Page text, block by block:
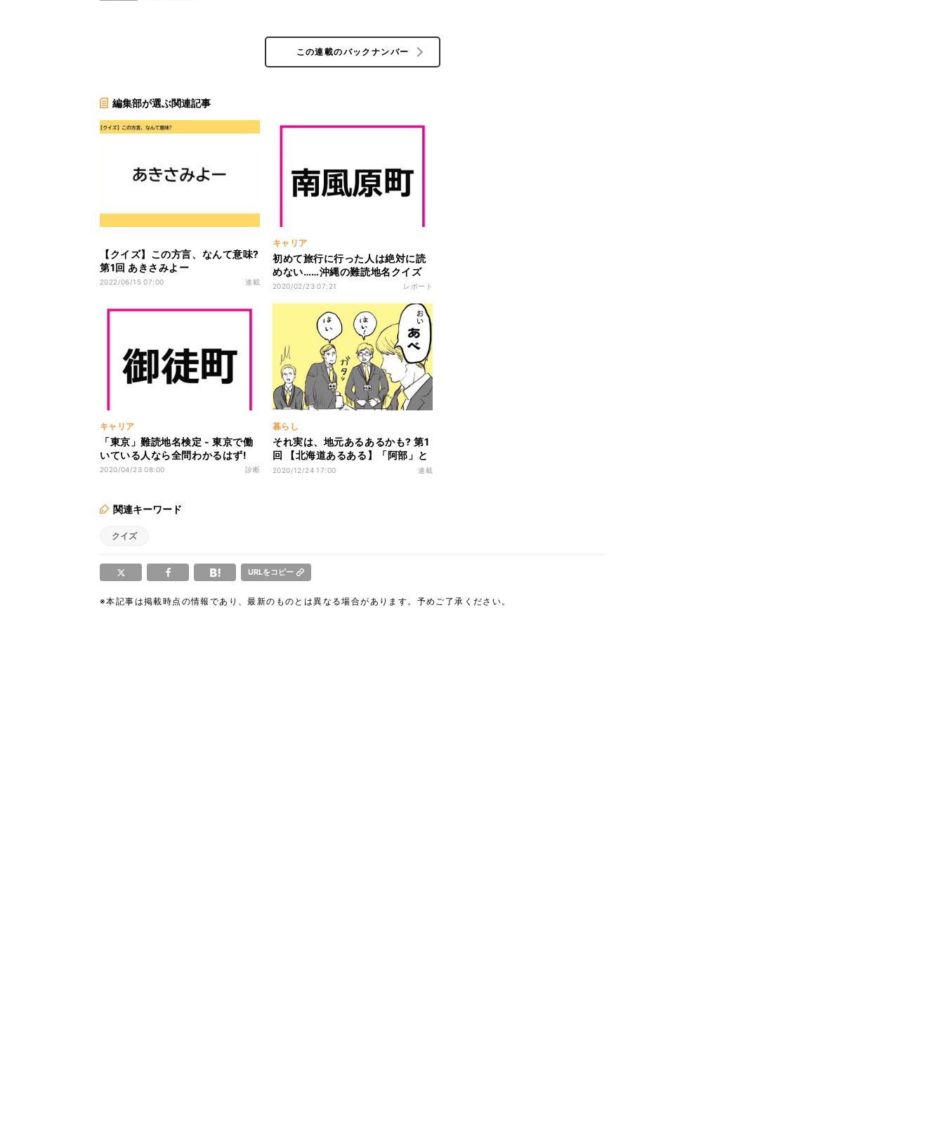
この連載のバックナンバー
編集部が選ぶ関連記事
【クイズ】この方言、なんて意味?
第1回 あきさみよー
2022/06/15 07:00 連載
キャリア
初めて旅行に行った人は絶対に読
めない……沖縄の難読地名クイズ
2020/02/23 07:21 レポート
キャリア
「東京」難読地名検定 - 東京で働
いている人なら全問わかるはず!
2020/04/23 08:00 診断
暮らし
それ実は、地元あるあるかも? 第1
回 【北海道あるある】「阿部」と
呼ばれる木村
2020/12/24 17:00 連載
関連キーワード
クイズ
URLをコピー
※本記事は掲載時点の情報であり、最新のものとは異なる場合があります。予めご了承ください。